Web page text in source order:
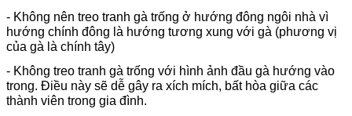
- Không nên treo tranh gà trống ở hướng đông ngôi nhà vì
hướng chính đông là hướng tương xung với gà (phương vị
của gà là chính tây)
- Không treo tranh gà trống với hình ảnh đầu gà hướng vào
trong. Điều này sẽ dễ gây ra xích mích, bất hòa giữa các
thành viên trong gia đình.